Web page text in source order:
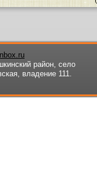
район, село
владение 111.